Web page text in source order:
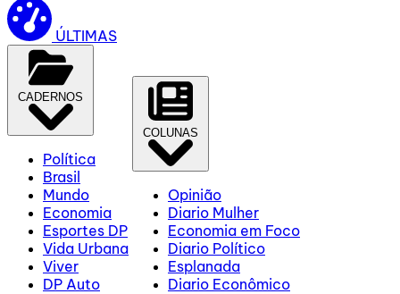
ÚLTIMAS
CADERNOS
Política
Brasil
Mundo
Economia
Esportes DP
Vida Urbana
Viver
DP Auto
COLUNAS
Opinião
Diario Mulher
Economia em Foco
Diario Político
Esplanada
Diario Econômico